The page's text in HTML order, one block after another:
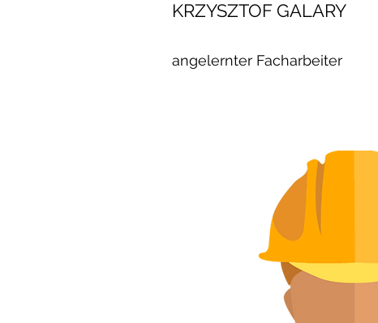
KRZYSZTOF GALARY
angelernter Facharbeiter